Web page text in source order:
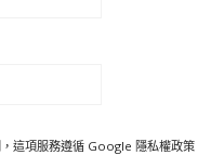
這項服務遵循 Google 隱私權政策